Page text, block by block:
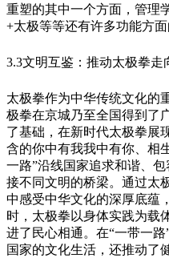
重塑的其中一个方面，管理
+太极等等还有许多功能方面
3.3文明互鉴：推动太极拳走
太极拳作为中华传统文化的
极拳在京城乃至全国得到了
了基础，在新时代太极拳展
含的你中有我我中有你、相
一路”沿线国家追求和谐、
接不同文明的桥梁。通过太
中感受中华文化的深厚底蕴
时，太极拳以身体实践为载
进了民心相通。在“一带一
国家的文化生活，还推动了